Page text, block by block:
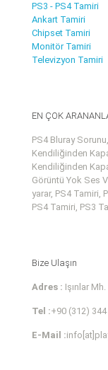
PS3 - PS4 Tamiri
Ankart Tamiri
Chipset Tamiri
Monitör Tamiri
Televizyon Tamiri
EN ÇOK
PS4 Bluray
Kendiliğinden
Kendiliğinden
Görüntü Yok Ses
yarar, PS4 Tamiri,
PS4 Tamiri, PS3
Bize Ulaşın
Adres : Işınlar
Tel :+90 (312)
E-Mail :